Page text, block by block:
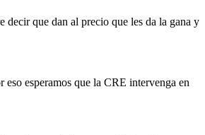
decir que dan al precio que les da la gana y
eso esperamos que la CRE intervenga en